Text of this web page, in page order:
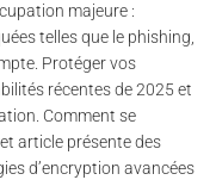
majeure :
telles que le phishing,
Protéger vos
récentes de 2025 et
Comment se
article présente des
d’encryption avancées